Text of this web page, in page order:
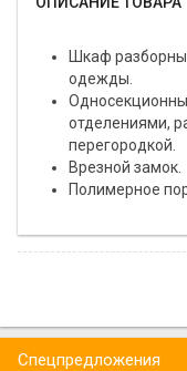
Шкаф
одежды.
отделениями,
перегородкой.
Врезной замок.
Полимерное
Спецпредложения